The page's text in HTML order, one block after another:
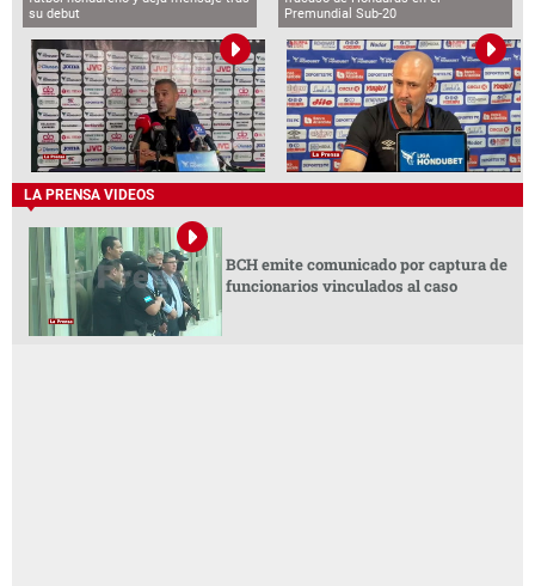
su debut
Premundial Sub-20
LA PRENSA VIDEOS
BCH emite comunicado por captura de
funcionarios vinculados al caso